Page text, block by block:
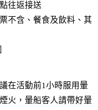
往返接送
不含、餐食及飲料、其
在活動前1小時服用暈
火，暈船客人請帶好暈